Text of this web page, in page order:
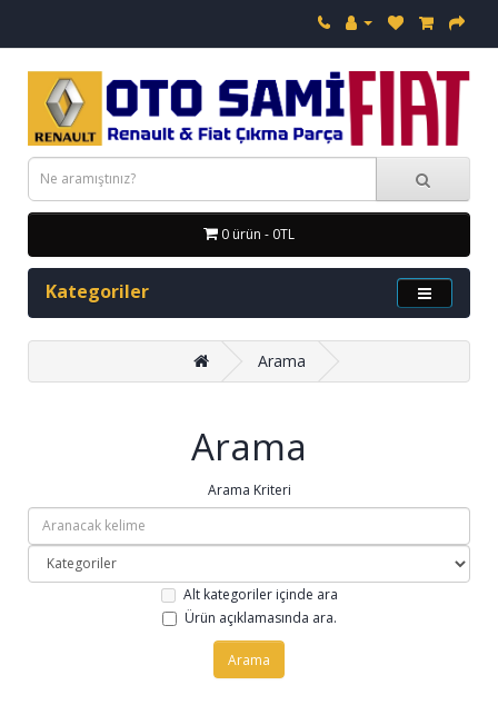
0 ürün - 0TL
Kategoriler
Arama
Arama
Arama Kriteri
Alt kategoriler içinde ara
Ürün açıklamasında ara.